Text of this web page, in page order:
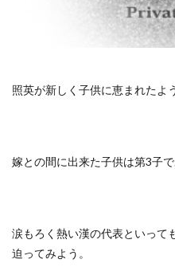
照英が新しく子供に恵まれたよ
嫁との間に出来た子供は第3子で
涙もろく熱い漢の代表といって
迫ってみよう。